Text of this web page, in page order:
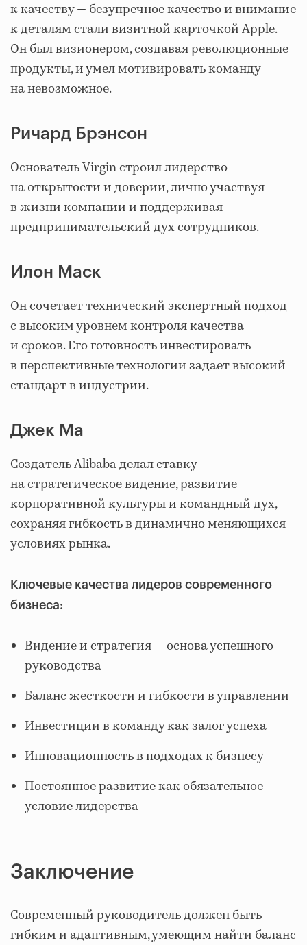
к качеству — безупречное качество и внимание
к деталям стали визитной карточкой Apple.
Он был визионером, создавая революционные
продукты, и умел мотивировать команду
на невозможное.
Ричард Брэнсон
Основатель Virgin строил лидерство
на открытости и доверии, лично участвуя
в жизни компании и поддерживая
предпринимательский дух сотрудников.
Илон Маск
Он сочетает технический экспертный подход
с высоким уровнем контроля качества
и сроков. Его готовность инвестировать
в перспективные технологии задает высокий
стандарт в индустрии.
Джек Ма
Создатель Alibaba делал ставку
на стратегическое видение, развитие
корпоративной культуры и командный дух,
сохраняя гибкость в динамично меняющихся
условиях рынка.
Ключевые качества лидеров современного
бизнеса:
Видение и стратегия — основа успешного
руководства
Баланс жесткости и гибкости в управлении
Инвестиции в команду как залог успеха
Инновационность в подходах к бизнесу
Постоянное развитие как обязательное
условие лидерства
Заключение
Современный руководитель должен быть
гибким и адаптивным, умеющим найти баланс